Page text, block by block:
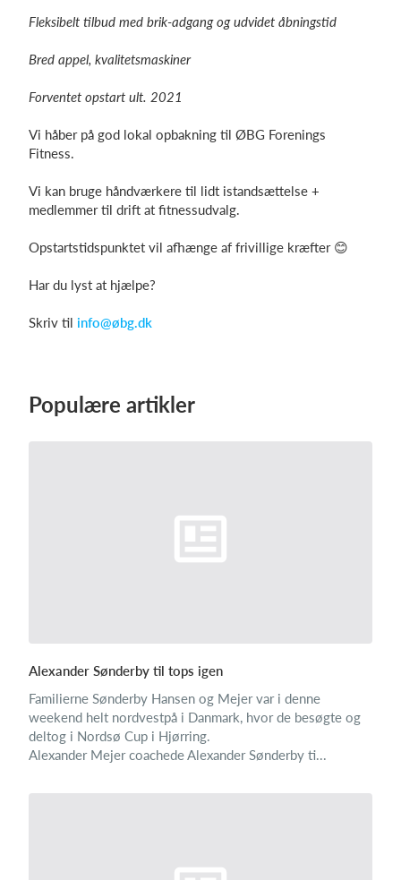
Fleksibelt tilbud med brik-adgang og udvidet åbningstid
Bred appel, kvalitetsmaskiner
Forventet opstart ult. 2021
Vi håber på god lokal opbakning til ØBG Forenings
Fitness.
Vi kan bruge håndværkere til lidt istandsættelse +
medlemmer til drift at fitnessudvalg.
Opstartstidspunktet vil afhænge af frivillige kræfter 😊
Har du lyst at hjælpe?
Skriv til info@øbg.dk
Populære artikler
Alexander Sønderby til tops igen
Familierne Sønderby Hansen og Mejer var i denne
weekend helt nordvestpå i Danmark, hvor de besøgte og
deltog i Nordsø Cup i Hjørring.
Alexander Mejer coachede Alexander Sønderby ti...